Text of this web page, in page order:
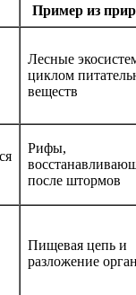
Пример из
Лесные
циклом
веществ
Рифы,
после штормов
Пищевая цепь и
разложение